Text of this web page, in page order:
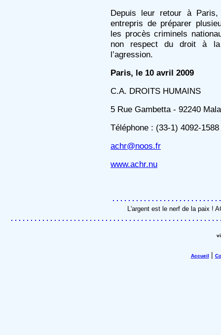
Depuis leur retour à
entrepris de préparer
les procès criminels
non respect du droit à la
l’agression.
Paris, le 10 avril 2009
C.A. DROITS HUMAINS
5 Rue Gambetta - 92240
Téléphone : (33-1) 4092-
achr@noos.fr
www.achr.nu
L'argent est le nerf de la paix !
Accueil |